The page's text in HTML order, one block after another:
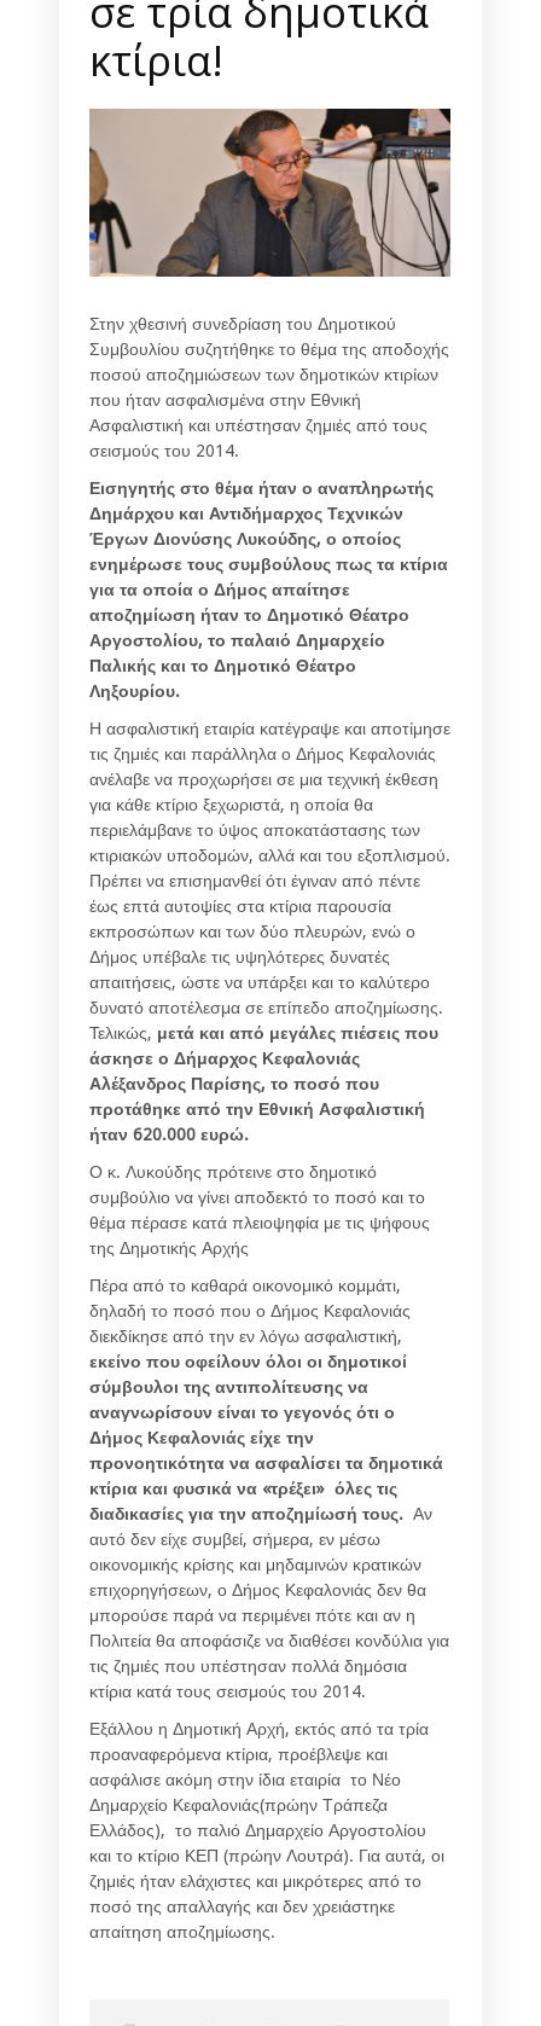
κτίρια!
Στην χθεσινή συνεδρίαση του Δημοτικού
Συμβουλίου συζητήθηκε το θέμα της αποδοχής
ποσού αποζημιώσεων των δημοτικών κτιρίων
που ήταν ασφαλισμένα στην Εθνική
Ασφαλιστική και υπέστησαν ζημιές από τους
σεισμούς του 2014.
Εισηγητής στο θέμα ήταν ο αναπληρωτής
Δημάρχου και Αντιδήμαρχος Τεχνικών
Έργων Διονύσης Λυκούδης, ο οποίος
ενημέρωσε τους συμβούλους πως τα κτίρια
για τα οποία ο Δήμος απαίτησε
αποζημίωση ήταν το Δημοτικό Θέατρο
Αργοστολίου, το παλαιό Δημαρχείο
Παλικής και το Δημοτικό Θέατρο
Ληξουρίου.
Η ασφαλιστική εταιρία κατέγραψε και αποτίμησε
τις ζημιές και παράλληλα ο Δήμος Κεφαλονιάς
ανέλαβε να προχωρήσει σε μια τεχνική έκθεση
για κάθε κτίριο ξεχωριστά, η οποία θα
περιελάμβανε το ύψος αποκατάστασης των
κτιριακών υποδομών, αλλά και του εξοπλισμού.
Πρέπει να επισημανθεί ότι έγιναν από πέντε
έως επτά αυτοψίες στα κτίρια παρουσία
εκπροσώπων και των δύο πλευρών, ενώ ο
Δήμος υπέβαλε τις υψηλότερες δυνατές
απαιτήσεις, ώστε να υπάρξει και το καλύτερο
δυνατό αποτέλεσμα σε επίπεδο αποζημίωσης.
Τελικώς, μετά και από μεγάλες πιέσεις που
άσκησε ο Δήμαρχος Κεφαλονιάς
Αλέξανδρος Παρίσης, το ποσό που
προτάθηκε από την Εθνική Ασφαλιστική
ήταν 620.000 ευρώ.
Ο κ. Λυκούδης πρότεινε στο δημοτικό
συμβούλιο να γίνει αποδεκτό το ποσό και το
θέμα πέρασε κατά πλειοψηφία με τις ψήφους
της Δημοτικής Αρχής
Πέρα από το καθαρά οικονομικό κομμάτι,
δηλαδή το ποσό που ο Δήμος Κεφαλονιάς
διεκδίκησε από την εν λόγω ασφαλιστική,
εκείνο που οφείλουν όλοι οι δημοτικοί
σύμβουλοι της αντιπολίτευσης να
αναγνωρίσουν είναι το γεγονός ότι ο
Δήμος Κεφαλονιάς είχε την
προνοητικότητα να ασφαλίσει τα δημοτικά
κτίρια και φυσικά να «τρέξει» όλες τις
διαδικασίες για την αποζημίωσή τους. Αν
αυτό δεν είχε συμβεί, σήμερα, εν μέσω
οικονομικής κρίσης και μηδαμινών κρατικών
επιχορηγήσεων, ο Δήμος Κεφαλονιάς δεν θα
μπορούσε παρά να περιμένει πότε και αν η
Πολιτεία θα αποφάσιζε να διαθέσει κονδύλια για
τις ζημιές που υπέστησαν πολλά δημόσια
κτίρια κατά τους σεισμούς του 2014.
Εξάλλου η Δημοτική Αρχή, εκτός από τα τρία
προαναφερόμενα κτίρια, προέβλεψε και
ασφάλισε ακόμη στην ίδια εταιρία το Νέο
Δημαρχείο Κεφαλονιάς(πρώην Τράπεζα
Ελλάδος), το παλιό Δημαρχείο Αργοστολίου
και το κτίριο ΚΕΠ (πρώην Λουτρά). Για αυτά, οι
ζημιές ήταν ελάχιστες και μικρότερες από το
ποσό της απαλλαγής και δεν χρειάστηκε
απαίτηση αποζημίωσης.